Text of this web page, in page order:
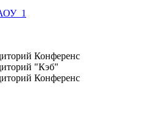
Конференс
"Кэб"
Конференс